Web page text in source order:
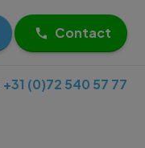
Contact
+31 (0)72 540 57 77